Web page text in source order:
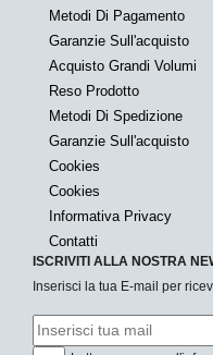
Metodi Di Pagamento
Garanzie Sull'acquisto
Acquisto Grandi Volumi
Reso Prodotto
Metodi Di Spedizione
Garanzie Sull'acquisto
Cookies
Cookies
Informativa Privacy
Contatti
ISCRIVITI ALLA NOSTRA
Inserisci la tua E-mail per